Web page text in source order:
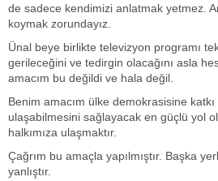
de sadece kendimizi anlatmak yetmez.
koymak zorundayız.
Ünal beye birlikte televizyon programı
gerileceğini ve tedirgin olacağını asla
amacım bu değildi ve hala değil.
Benim amacım ülke demokrasisine
ulaşabilmesini sağlayacak en güçlü yol
halkımıza ulaşmaktır.
Çağrım bu amaçla yapılmıştır. Başka
yanlıştır.